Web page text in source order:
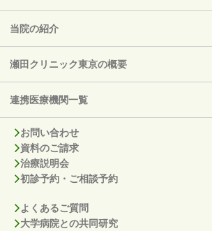
当院の紹介
瀬田クリニック東京の概要
連携医療機関一覧
お問い合わせ
資料のご請求
治療説明会
初診予約・ご相談予約
よくあるご質問
大学病院との共同研究